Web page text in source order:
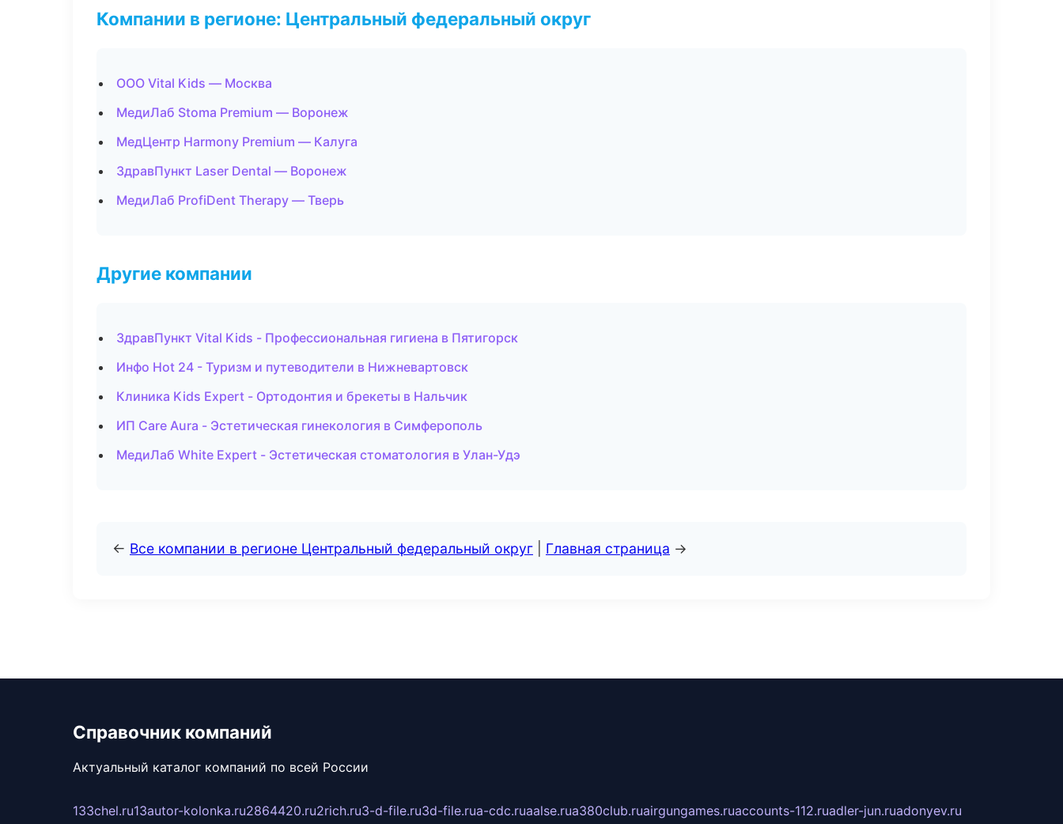
Компании в регионе: Центральный федеральный округ
ООО Vital Kids — Москва
МедиЛаб Stoma Premium — Воронеж
МедЦентр Harmony Premium — Калуга
ЗдравПункт Laser Dental — Воронеж
МедиЛаб ProfiDent Therapy — Тверь
Другие компании
ЗдравПункт Vital Kids - Профессиональная гигиена в Пятигорск
Инфо Hot 24 - Туризм и путеводители в Нижневартовск
Клиника Kids Expert - Ортодонтия и брекеты в Нальчик
ИП Care Aura - Эстетическая гинекология в Симферополь
МедиЛаб White Expert - Эстетическая стоматология в Улан-Удэ
← Все компании в регионе Центральный федеральный округ Главная страница →
Справочник компаний
Актуальный каталог компаний по всей России
133chel.ru13autor-kolonka.ru2864420.ru2rich.ru3-d-file.ru3d-file.rua-cdc.ruaalse.rua380club.ruairgungames.ruaccounts-112.ruadler-jun.ruadonyev.ru